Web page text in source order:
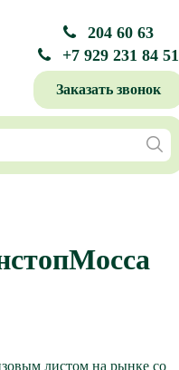
204 60 63
+7 929 231 84 51
Заказать звонок
листом на рынке со